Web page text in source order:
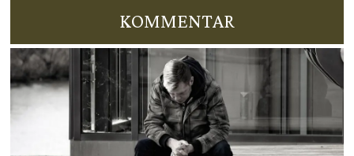
KOMMENTAR